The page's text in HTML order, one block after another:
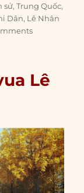
sử,Trung Quốc,
Dân, Lê Nhân
Lê